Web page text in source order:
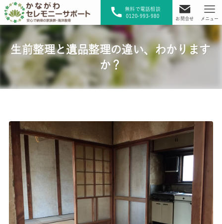
無料で電話相談
0120-993-980
お問合せ メニュー
生前整理と遺品整理の違い、わかります
か？